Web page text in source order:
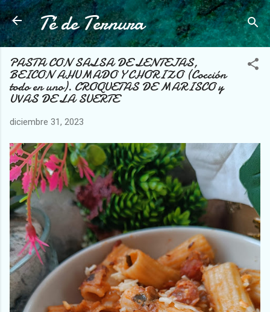
Ir al contenido principal
Té de Ternura
PASTA CON SALSA DE LENTEJAS,
BEICON AHUMADO Y CHORIZO (Cocción
todo en uno). CROQUETAS DE MARISCO y
UVAS DE LA SUERTE
diciembre 31, 2023